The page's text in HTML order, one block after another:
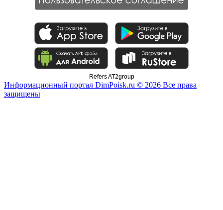
Refers AT2group
Информационный портал DimPoisk.ru © 2026 Все права
защищены